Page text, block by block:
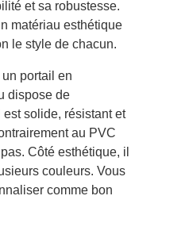
et sa robustesse.
matériau esthétique
le style de chacun.
portail en
dispose de
solide, résistant et
au PVC
Côté esthétique, il
couleurs. Vous
comme bon